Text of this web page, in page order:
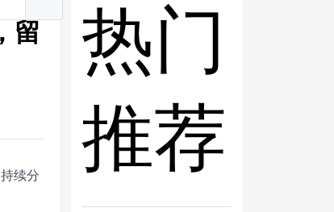
留
续分
热门
推荐